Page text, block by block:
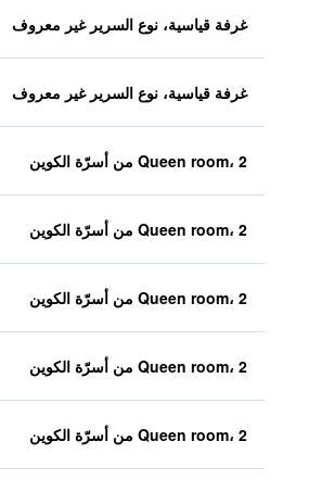
غرفة قياسية، نوع السرير غير معروف
غرفة قياسية، نوع السرير غير معروف
Queen room، 2 من أسرّة الكوين
Queen room، 2 من أسرّة الكوين
Queen room، 2 من أسرّة الكوين
Queen room، 2 من أسرّة الكوين
Queen room، 2 من أسرّة الكوين